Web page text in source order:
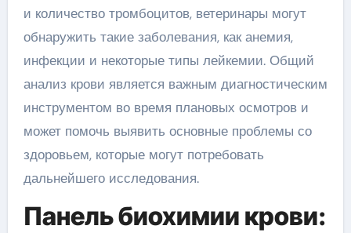
и количество тромбоцитов, ветеринары могут
обнаружить такие заболевания, как анемия,
инфекции и некоторые типы лейкемии. Общий
анализ крови является важным диагностическим
инструментом во время плановых осмотров и
может помочь выявить основные проблемы со
здоровьем, которые могут потребовать
дальнейшего исследования.
Панель биохимии крови: